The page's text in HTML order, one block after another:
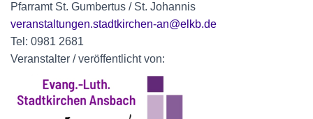
Pfarramt St. Gumbertus / St. Johannis
veranstaltungen.stadtkirchen-an@elkb.de
Tel: 0981 2681
Veranstalter / veröffentlicht von: